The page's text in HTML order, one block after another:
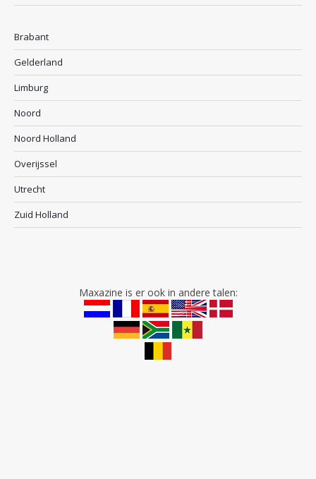
Brabant
Gelderland
Limburg
Noord
Noord Holland
Overijssel
Utrecht
Zuid Holland
Maxazine is er ook in andere talen: